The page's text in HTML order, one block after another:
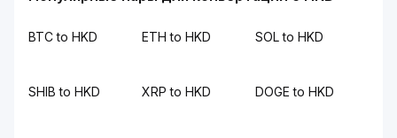
BTC to HKD ETH to HKD SOL to HKD
SHIB to HKD XRP to HKD DOGE to HKD